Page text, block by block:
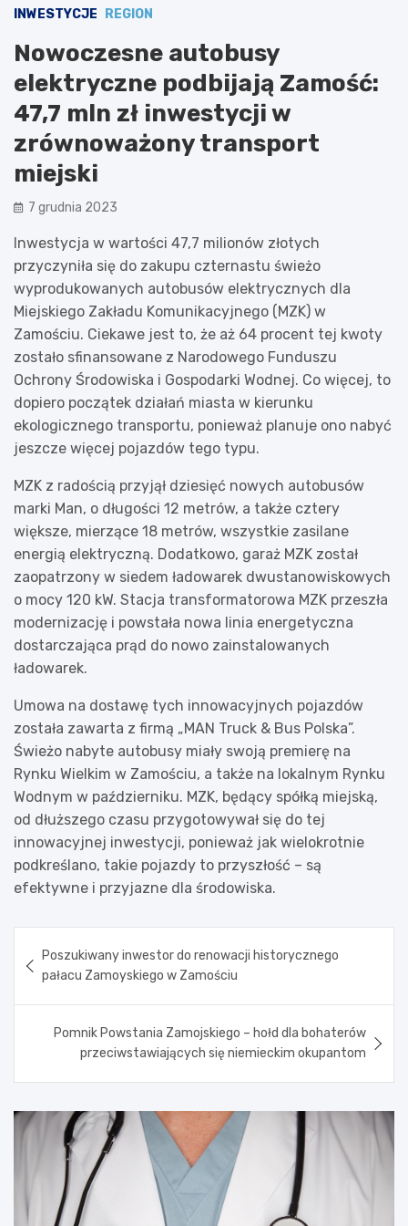
INWESTYCJE REGION
Nowoczesne autobusy
elektryczne podbijają Zamość:
47,7 mln zł inwestycji w
zrównoważony transport
miejski
7 grudnia 2023
Inwestycja w wartości 47,7 milionów złotych
przyczyniła się do zakupu czternastu świeżo
wyprodukowanych autobusów elektrycznych dla
Miejskiego Zakładu Komunikacyjnego (MZK) w
Zamościu. Ciekawe jest to, że aż 64 procent tej kwoty
zostało sfinansowane z Narodowego Funduszu
Ochrony Środowiska i Gospodarki Wodnej. Co więcej, to
dopiero początek działań miasta w kierunku
ekologicznego transportu, ponieważ planuje ono nabyć
jeszcze więcej pojazdów tego typu.
MZK z radością przyjął dziesięć nowych autobusów
marki Man, o długości 12 metrów, a także cztery
większe, mierzące 18 metrów, wszystkie zasilane
energią elektryczną. Dodatkowo, garaż MZK został
zaopatrzony w siedem ładowarek dwustanowiskowych
o mocy 120 kW. Stacja transformatorowa MZK przeszła
modernizację i powstała nowa linia energetyczna
dostarczająca prąd do nowo zainstalowanych
ładowarek.
Umowa na dostawę tych innowacyjnych pojazdów
została zawarta z firmą „MAN Truck & Bus Polska”.
Świeżo nabyte autobusy miały swoją premierę na
Rynku Wielkim w Zamościu, a także na lokalnym Rynku
Wodnym w październiku. MZK, będący spółką miejską,
od dłuższego czasu przygotowywał się do tej
innowacyjnej inwestycji, ponieważ jak wielokrotnie
podkreślano, takie pojazdy to przyszłość – są
efektywne i przyjazne dla środowiska.
wpisu
Poszukiwany inwestor do renowacji historycznego
pałacu Zamoyskiego w Zamościu
Pomnik Powstania Zamojskiego – hołd dla bohaterów
przeciwstawiających się niemieckim okupantom